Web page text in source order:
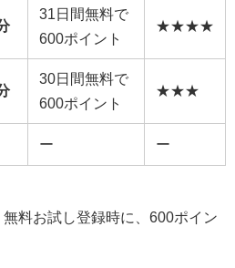
31日間無料で
600ポイント
★★★★
30日間無料で
600ポイント
★★★
ー ー
料お試し登録時に、600ポイン